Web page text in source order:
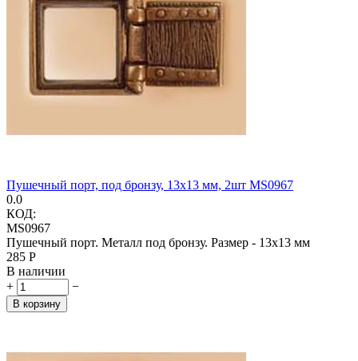
Пушечный порт, под бронзу, 13x13 мм, 2шт MS0967
0.0
КОД:
MS0967
Пушечный порт. Металл под бронзу. Размер - 13х13 мм
‍285‍ Р
В наличии
+
−
В корзину